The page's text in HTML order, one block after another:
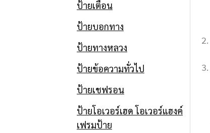
ป้ายเตือน
ป้ายบอกทาง
ป้ายทางหลวง
ป้ายข้อความทั่วไป
ป้ายเชฟรอน
ป้ายโอเวอร์เฮด โอเวอร์แฮงค์
เฟรมป้าย